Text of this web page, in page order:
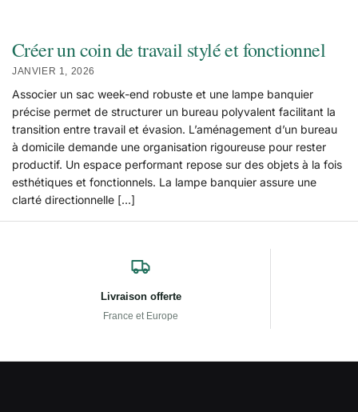
Créer un coin de travail stylé et fonctionnel
JANVIER 1, 2026
Associer un sac week-end robuste et une lampe banquier
précise permet de structurer un bureau polyvalent facilitant la
transition entre travail et évasion. L’aménagement d’un bureau
à domicile demande une organisation rigoureuse pour rester
productif. Un espace performant repose sur des objets à la fois
esthétiques et fonctionnels. La lampe banquier assure une
clarté directionnelle […]
Livraison offerte
France et Europe